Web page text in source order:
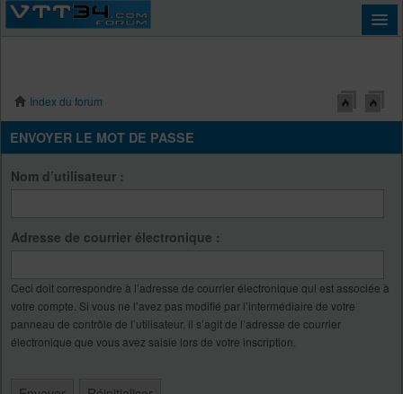
Index du forum
ENVOYER LE MOT DE PASSE
Nom d’utilisateur :
Adresse de courrier électronique :
Ceci doit correspondre à l’adresse de courrier électronique qui est associée à
votre compte. Si vous ne l’avez pas modifié par l’intermédiaire de votre
panneau de contrôle de l’utilisateur, il s’agit de l’adresse de courrier
électronique que vous avez saisie lors de votre inscription.